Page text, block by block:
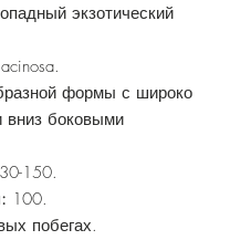
экзотический
формы с широко
вниз боковыми
150.
100.
побегах.